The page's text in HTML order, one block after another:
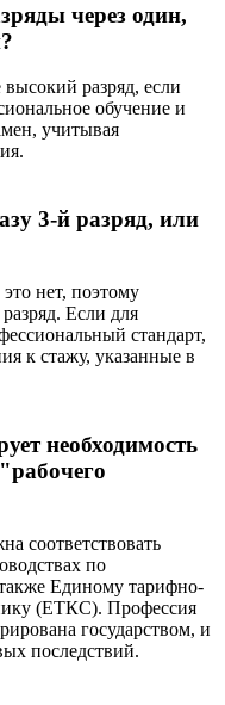
через один,
разряд, если
обучение и
учитывая
3-й разряд, или
нет, поэтому
Если для
стандарт,
к стажу, указанные в
необходимость
соответствовать
по
Единому тарифно-
(ЕТКС). Профессия
государством, и
последствий.